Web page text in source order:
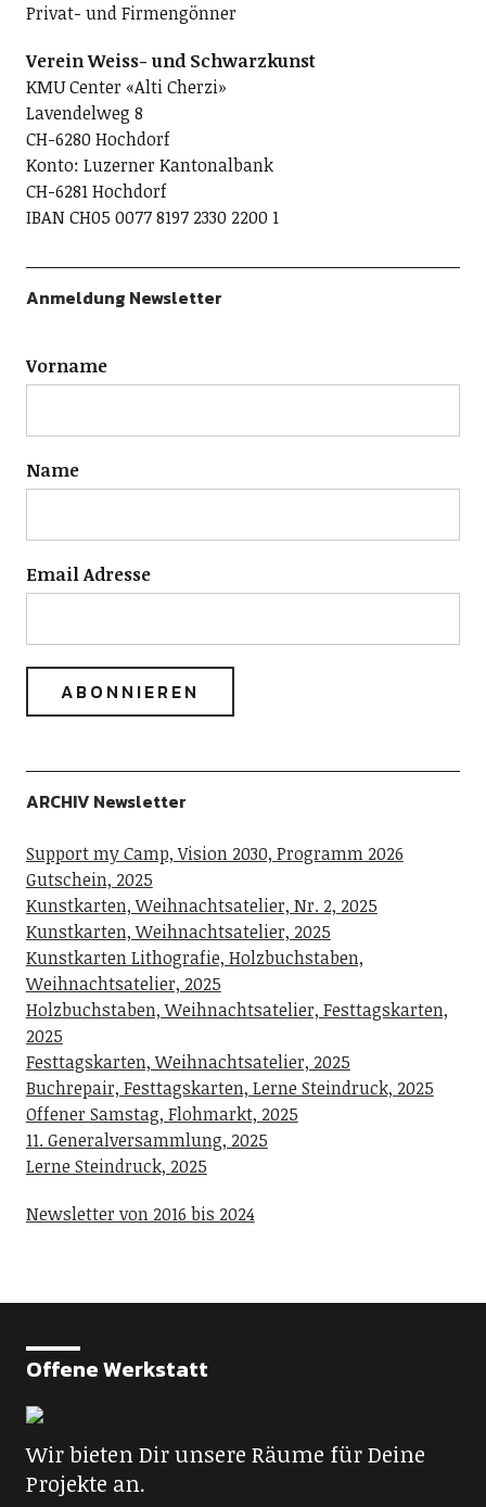
Privat- und Firmengönner
Verein Weiss- und Schwarzkunst
KMU Center «Alti Cherzi»
Lavendelweg 8
CH-6280 Hochdorf
Konto: Luzerner Kantonalbank
CH-6281 Hochdorf
IBAN CH05 0077 8197 2330 2200 1
Anmeldung Newsletter
Vorname
Name
Email Adresse
ARCHIV Newsletter
Support my Camp, Vision 2030, Programm 2026
Gutschein, 2025
Kunstkarten, Weihnachtsatelier, Nr. 2, 2025
Kunstkarten, Weihnachtsatelier, 2025
Kunstkarten Lithografie, Holzbuchstaben,
Weihnachtsatelier, 2025
Holzbuchstaben, Weihnachtsatelier, Festtagskarten,
2025
Festtagskarten, Weihnachtsatelier, 2025
Buchrepair, Festtagskarten, Lerne Steindruck, 2025
Offener Samstag, Flohmarkt, 2025
11. Generalversammlung, 2025
Lerne Steindruck, 2025
Newsletter von 2016 bis 2024
Offene Werkstatt
Wir bieten Dir unsere Räume für Deine
Projekte an.